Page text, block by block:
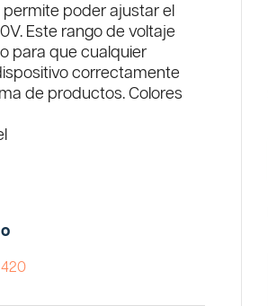
poder ajustar el
Este rango de voltaje
para que cualquier
correctamente
de productos. Colores